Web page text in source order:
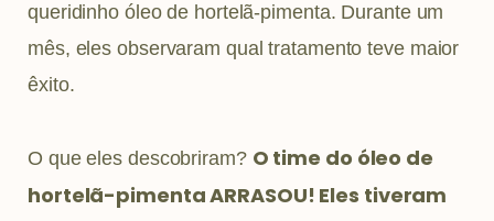
queridinho óleo de hortelã-pimenta. Durante um
mês, eles observaram qual tratamento teve maior
êxito.
O que eles descobriram? O time do óleo de
hortelã-pimenta ARRASOU! Eles tiveram